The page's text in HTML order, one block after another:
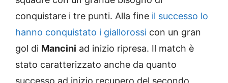
conquistare i tre punti. Alla fine il successo lo
hanno conquistato i giallorossi con un gran
gol di Mancini ad inizio ripresa. Il match è
stato caratterizzato anche da quanto
successo ad inizio recupero del secondo